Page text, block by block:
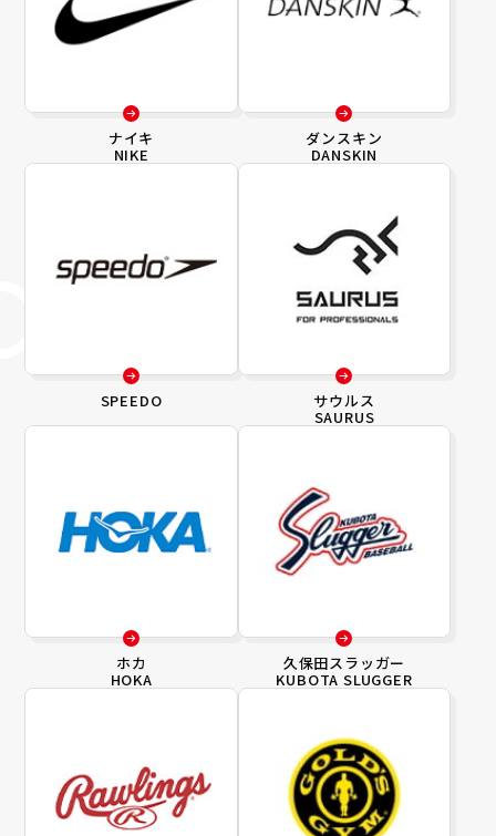
ナイキ
NIKE
ダンスキン
DANSKIN
SPEEDO サウルス
SAURUS
ホカ
HOKA
久保田スラッガー
KUBOTA SLUGGER